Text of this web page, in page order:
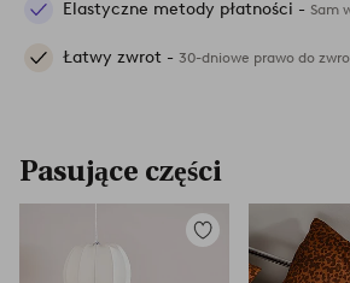
Elastyczne metody płatności - Sam
Łatwy zwrot - 30-dniowe prawo do
Pasujące części
Dodaj
ulubionych